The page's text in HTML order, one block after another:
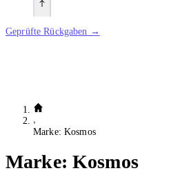
Geprüfte Rückgaben →
Marke: Kosmos
Marke: Kosmos